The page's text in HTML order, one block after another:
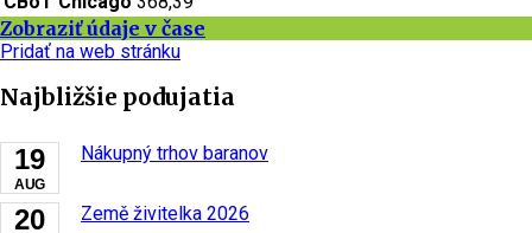
Zobraziť údaje v čase
Pridať na web stránku
Najbližšie podujatia
19
AUG
Nákupný trhov baranov
20 Země živitelka 2026